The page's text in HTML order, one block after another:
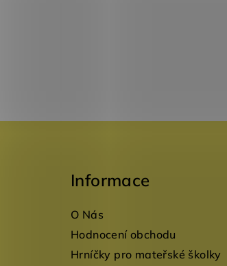
Informace
O Nás
Hodnocení obchodu
Hrníčky pro mateřské školky